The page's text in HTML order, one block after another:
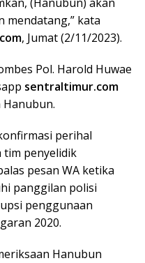
mendatang,” kata
, Jumat (2/11/2023).
Pol. Harold Huwae
sentraltimur.com
perihal
tim penyelidik
pesan WA ketika
panggilan polisi
penggunaan
2020.
Hanubun